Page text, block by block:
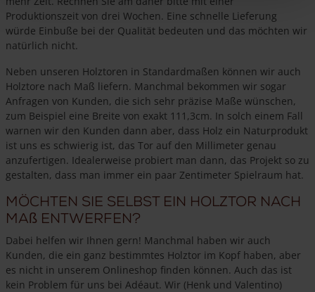
Produktionszeit von drei Wochen. Eine schnelle Lieferung
würde Einbuße bei der Qualität bedeuten und das möchten wir
natürlich nicht.
Neben unseren Holztoren in Standardmaßen können wir auch
Holztore nach Maß liefern. Manchmal bekommen wir sogar
Anfragen von Kunden, die sich sehr präzise Maße wünschen,
zum Beispiel eine Breite von exakt 111,3cm. In solch einem Fall
warnen wir den Kunden dann aber, dass Holz ein Naturprodukt
ist uns es schwierig ist, das Tor auf den Millimeter genau
anzufertigen. Idealerweise probiert man dann, das Projekt so zu
gestalten, dass man immer ein paar Zentimeter Spielraum hat.
Möchten Sie selbst ein Holztor nach
Maß entwerfen?
Dabei helfen wir Ihnen gern! Manchmal haben wir auch
Kunden, die ein ganz bestimmtes Holztor im Kopf haben, aber
es nicht in unserem Onlineshop finden können. Auch das ist
kein Problem für uns bei Adéaut. Wir (Henk und Valentino)